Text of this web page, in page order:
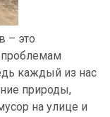
– это
каждый из нас
природы,
на улице и